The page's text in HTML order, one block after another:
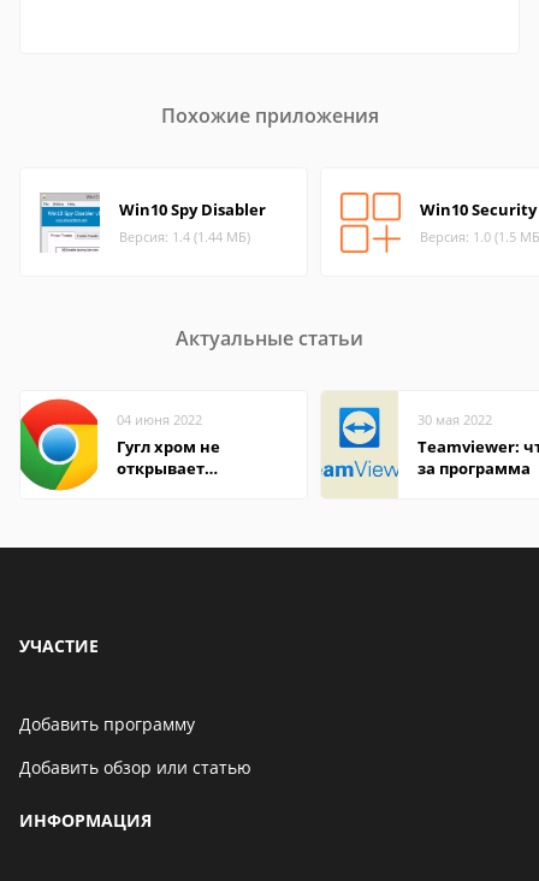
Похожие приложения
Win10 Spy Disabler
Версия: 1.4 (1.44 МБ)
Win10 Security
Версия: 1.0 (1.5
Актуальные статьи
04 июня 2022
Гугл хром не
открывает
30 мая 2022
Teamviewer:
за программа
УЧАСТИЕ
Добавить программу
Добавить обзор или статью
ИНФОРМАЦИЯ